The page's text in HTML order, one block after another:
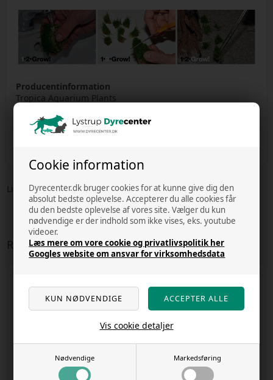
Cookie information
Dyrecenter.dk bruger cookies for at kunne give dig den
absolut bedste oplevelse. Accepterer du alle cookies får
du den bedste oplevelse af vores site. Vælger du kun
nødvendige er der indhold som ikke vises, eks. youtube
videoer.
Læs mere om vore cookie og privatlivspolitik her
Googles website om ansvar for virksomhedsdata
Nødvendige Markedsføring
Vis cookie detaljer
Producentinformation
Tropica Aquarium Plants
tropica@tropica.com
Lignende varer
Relaterede varer
10 stk. på lager 7 stk. på lager